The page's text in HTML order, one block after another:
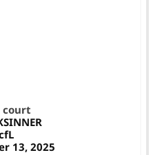
court
13, 2025